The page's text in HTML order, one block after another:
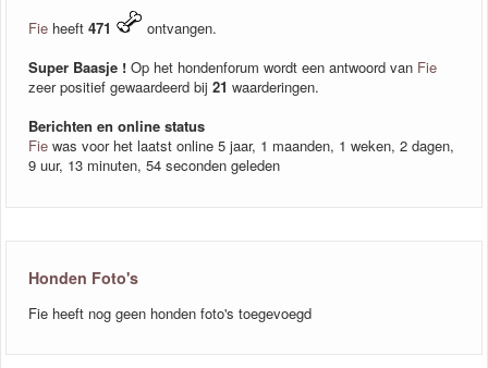
Fie heeft 471
ontvangen.
Super Baasje ! Op het hondenforum wordt een antwoord van Fie
zeer positief gewaardeerd bij 21 waarderingen.
Berichten en online status
Fie was voor het laatst online 5 jaar, 1 maanden, 1 weken, 2 dagen,
9 uur, 13 minuten, 54 seconden geleden
Honden Foto's
Fie heeft nog geen honden foto's toegevoegd